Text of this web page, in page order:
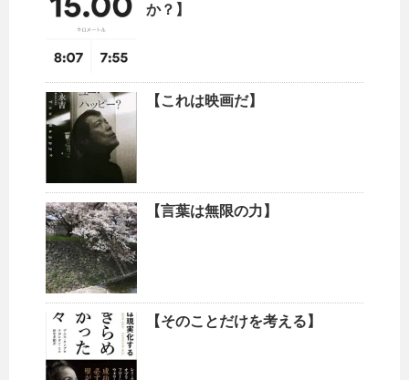
か？】
【これは映画だ】
【言葉は無限の力】
【そのことだけを考える】